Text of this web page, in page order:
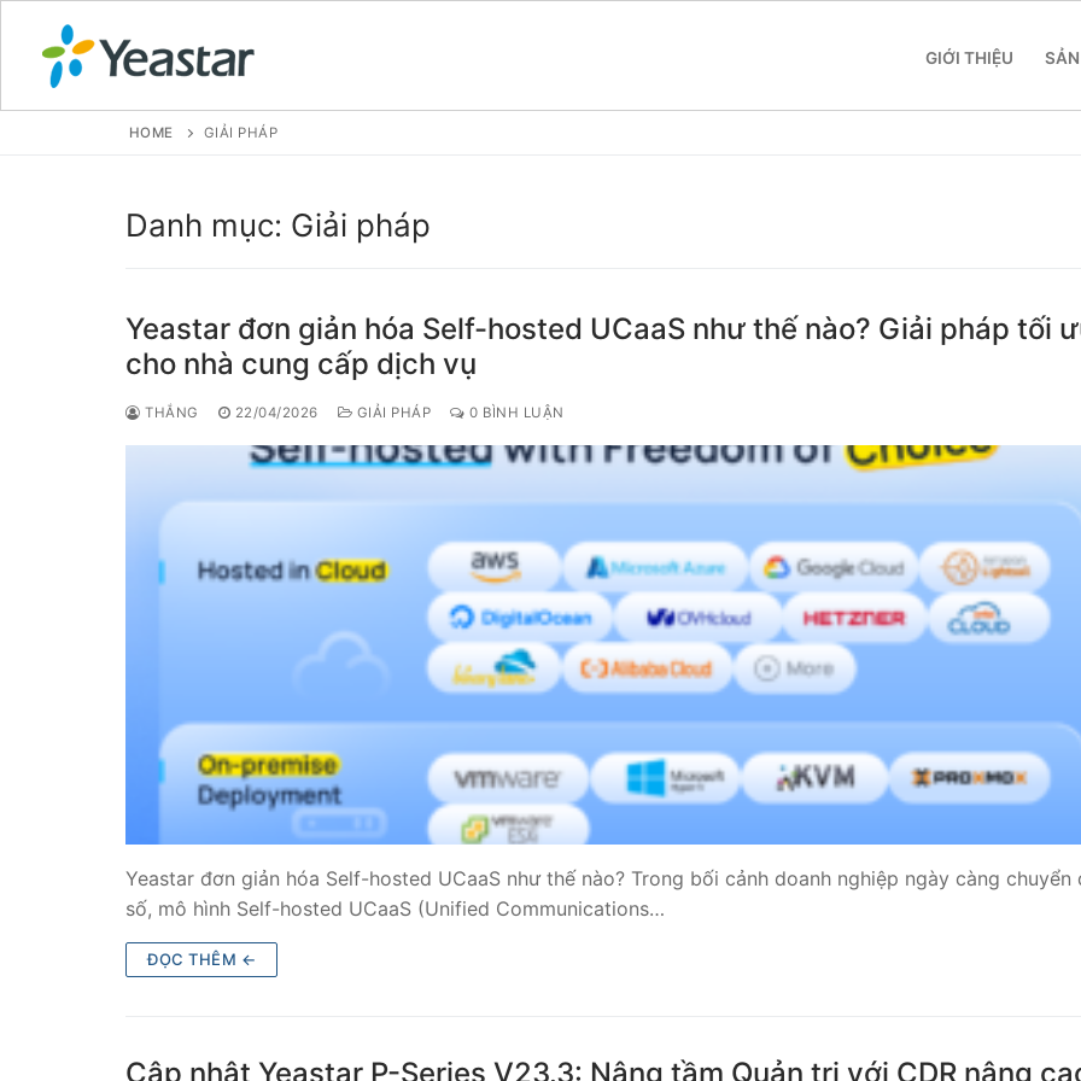
GIỚI THIỆU
GIỚI THIỆU
VOIP PBX FOR SME
Tổng đài VoIP Yeastar S412
Tổng đài VoIP Yeastar S20
Tổng đài VoIP Yeastar S50
Tổng đài VoIP Yeastar S300
HOSTED PHONE SYSTEM
Tổng đài Yeastar Cloud
Tổng đài Yeastar K2
VOIP GATEWAY
FXS VoIP Gateway
E1 / T1 / PRI VoIP Gateway
HOME GIẢI PHÁP
Danh mục: Giải pháp
Yeastar đơn giản hóa Self-hosted UCaaS như thế nào? Giải pháp tối
cho nhà cung cấp dịch vụ
THẮNG 22/04/2026 GIẢI PHÁP 0 BÌNH LUẬN
Yeastar đơn giản hóa Self-hosted UCaaS như thế nào? Trong bối cảnh doanh nghiệp ngày càng chuyển
số, mô hình Self-hosted UCaaS (Unified Communications…
ĐỌC THÊM ←
Cập nhật Yeastar P-Series V23.3: Nâng tầm Quản trị với CDR nâng